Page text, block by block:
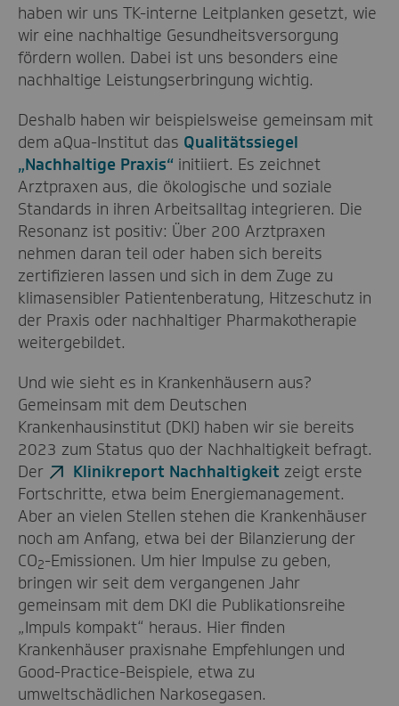
haben wir uns TK-interne Leitplanken gesetzt, wie
wir eine nachhaltige Gesundheitsversorgung
fördern wollen. Dabei ist uns besonders eine
nachhaltige Leistungserbringung wichtig.
Deshalb haben wir beispielsweise gemeinsam mit
dem aQua-Institut das Qualitätssiegel
„Nachhaltige Praxis“ initiiert. Es zeichnet
Arztpraxen aus, die ökologische und soziale
Standards in ihren Arbeitsalltag integrieren. Die
Resonanz ist positiv: Über 200 Arztpraxen
nehmen daran teil oder haben sich bereits
zertifizieren lassen und sich in dem Zuge zu
klimasensibler Patientenberatung, Hitzeschutz in
der Praxis oder nachhaltiger Pharmakotherapie
weitergebildet.
Und wie sieht es in Krankenhäusern aus?
Gemeinsam mit dem Deutschen
Krankenhausinstitut (DKI) haben wir sie bereits
2023 zum Status quo der Nachhaltigkeit befragt.
Der
Klinikreport Nachhaltigkeit zeigt erste
Fortschritte, etwa beim Energiemanagement.
Aber an vielen Stellen stehen die Krankenhäuser
noch am Anfang, etwa bei der Bilanzierung der
CO2-Emissionen. Um hier Impulse zu geben,
bringen wir seit dem vergangenen Jahr
gemeinsam mit dem DKI die Publikationsreihe
„Impuls kompakt“ heraus. Hier finden
Krankenhäuser praxisnahe Empfehlungen und
Good-Practice-Beispiele, etwa zu
umweltschädlichen Narkosegasen.